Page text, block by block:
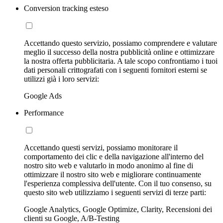
Conversion tracking esteso
Accettando questo servizio, possiamo comprendere e valutare
meglio il successo della nostra pubblicità online e ottimizzare
la nostra offerta pubblicitaria. A tale scopo confrontiamo i tuoi
dati personali crittografati con i seguenti fornitori esterni se
utilizzi già i loro servizi:
Google Ads
Performance
Accettando questi servizi, possiamo monitorare il
comportamento dei clic e della navigazione all'interno del
nostro sito web e valutarlo in modo anonimo al fine di
ottimizzare il nostro sito web e migliorare continuamente
l'esperienza complessiva dell'utente. Con il tuo consenso, su
questo sito web utilizziamo i seguenti servizi di terze parti:
Google Analytics, Google Optimize, Clarity, Recensioni dei
clienti su Google, A/B-Testing